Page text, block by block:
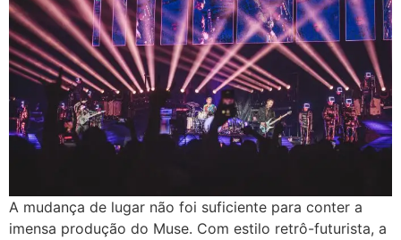
A mudança de lugar não foi suficiente para conter a
imensa produção do Muse. Com estilo retrô-futurista, a